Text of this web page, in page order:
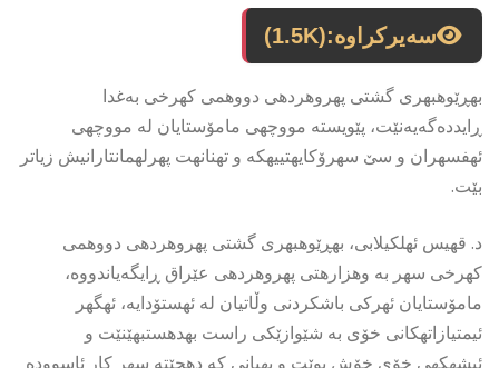
سەیرکراوە:(1.5K)
بهڕێوهبهری گشتی پهروهردهی دووهمی كهرخی بەغدا
ڕایددەگەیەنێت، پێویسته مووچهی مامۆستایان له مووچهی
ئهفسهران و سێ سهرۆكایهتییهكه و تهنانهت پهرلهمانتارانیش زیاتر
بێت.
د. قهیس ئهلكیلابی، بهڕێوهبهری گشتی پهروهردهی دووهمی
كهرخی سهر به وهزارهتی پهروهردهی عێراق ڕایگەیاندووە،
مامۆستایان ئهركی باشكردنی وڵاتیان له ئهستۆدایه، ئهگهر
ئیمتیازاتهكانی خۆی به شێوازێكی راست بهدهستبهێنێت و
ئیشهكهی خۆی خۆش بوێت و بهیانی كه دهچێته سهر كار ئاسووده